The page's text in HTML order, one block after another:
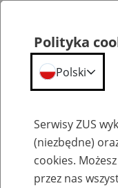
Praca w ZUS
Polityka
Polski
Serwisy ZUS
(niezbędne)
cookies.
przez nas